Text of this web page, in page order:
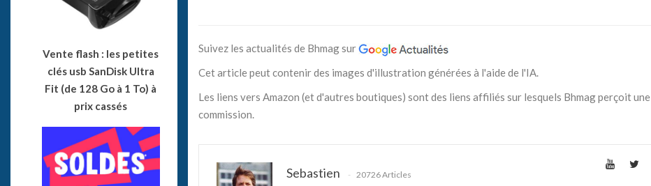
Suivez les actualités de Bhmag sur
Cet article peut contenir des images d'illustration générées à l'aide de l'IA.
Les liens vers Amazon (et d'autres boutiques) sont des liens affiliés sur lesquels Bhmag perçoit une
commission.
Sebastien 20726 Articles
Vente flash : les petites
clés usb SanDisk Ultra
Fit (de 128 Go à 1 To) à
prix cassés